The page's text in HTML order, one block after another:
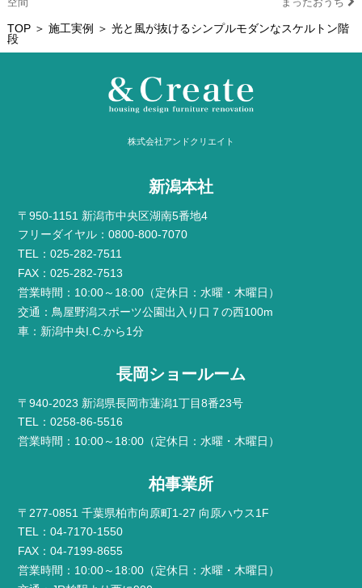
TOP＞ 施工実例
＞ 光と風が抜けるシンプルモダンなスケルトン階
段
株式会社アンドクリエイト
新潟本社
〒950-1151 新潟市中央区湖南5番地4
フリーダイヤル：0800-800-7070
TEL：025-282-7511
FAX：025-282-7513
営業時間：10:00～18:00（定休日：水曜・木曜日）
交通：鳥屋野潟スポーツ公園出入り口７の西100m
車：新潟中央I.C.から1分
長岡ショールーム
〒940-2023 新潟県長岡市蓮潟1丁目8番23号
TEL：0258-86-5516
営業時間：10:00～18:00（定休日：水曜・木曜日）
柏事業所
〒277-0851 千葉県柏市向原町1-27 向原ハウス1F
TEL：04-7170-1550
FAX：04-7199-8655
営業時間：10:00～18:00（定休日：水曜・木曜日）